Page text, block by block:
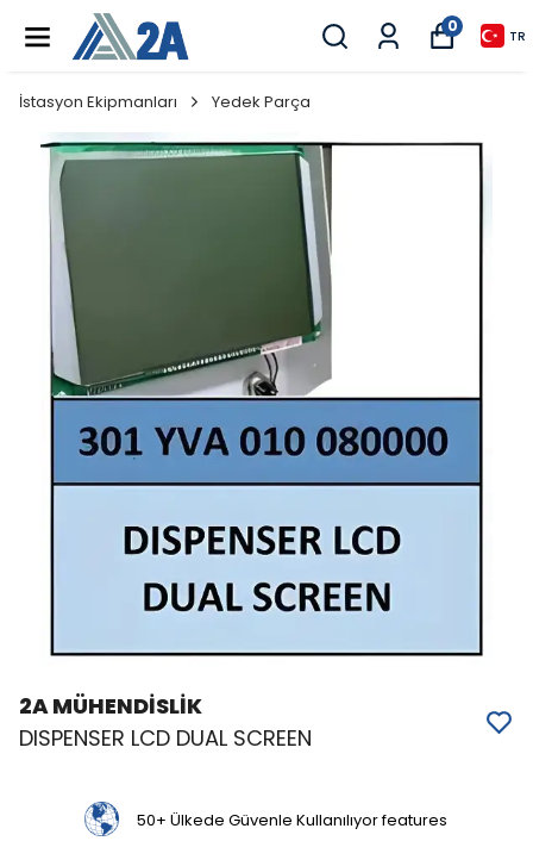
0
TR
İstasyon Ekipmanları Yedek Parça
2A MÜHENDİSLİK
DISPENSER LCD DUAL SCREEN
50+ Ülkede Güvenle Kullanılıyor features